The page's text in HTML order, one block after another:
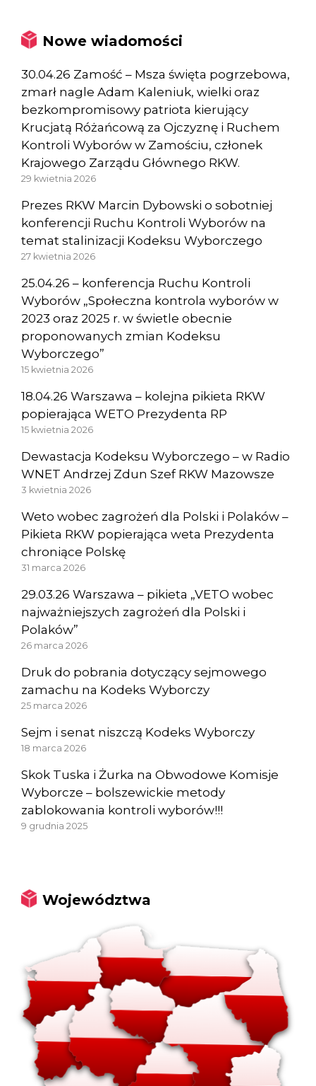
Nowe wiadomości
30.04.26 Zamość – Msza święta pogrzebowa,
zmarł nagle Adam Kaleniuk, wielki oraz
bezkompromisowy patriota kierujący
Krucjatą Różańcową za Ojczyznę i Ruchem
Kontroli Wyborów w Zamościu, członek
Krajowego Zarządu Głównego RKW.
29 kwietnia 2026
Prezes RKW Marcin Dybowski o sobotniej
konferencji Ruchu Kontroli Wyborów na
temat stalinizacji Kodeksu Wyborczego
27 kwietnia 2026
25.04.26 – konferencja Ruchu Kontroli
Wyborów „Społeczna kontrola wyborów w
2023 oraz 2025 r. w świetle obecnie
proponowanych zmian Kodeksu
Wyborczego”
15 kwietnia 2026
18.04.26 Warszawa – kolejna pikieta RKW
popierająca WETO Prezydenta RP
15 kwietnia 2026
Dewastacja Kodeksu Wyborczego – w Radio
WNET Andrzej Zdun Szef RKW Mazowsze
3 kwietnia 2026
Weto wobec zagrożeń dla Polski i Polaków –
Pikieta RKW popierająca weta Prezydenta
chroniące Polskę
31 marca 2026
29.03.26 Warszawa – pikieta „VETO wobec
najważniejszych zagrożeń dla Polski i
Polaków”
26 marca 2026
Druk do pobrania dotyczący sejmowego
zamachu na Kodeks Wyborczy
25 marca 2026
Sejm i senat niszczą Kodeks Wyborczy
18 marca 2026
Skok Tuska i Żurka na Obwodowe Komisje
Wyborcze – bolszewickie metody
zablokowania kontroli wyborów!!!
9 grudnia 2025
Województwa